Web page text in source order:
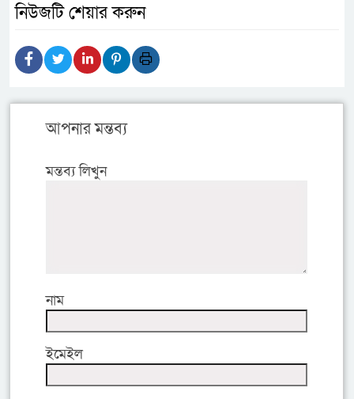
নিউজটি শেয়ার করুন
আপনার মন্তব্য
মন্তব্য লিখুন
নাম
ইমেইল